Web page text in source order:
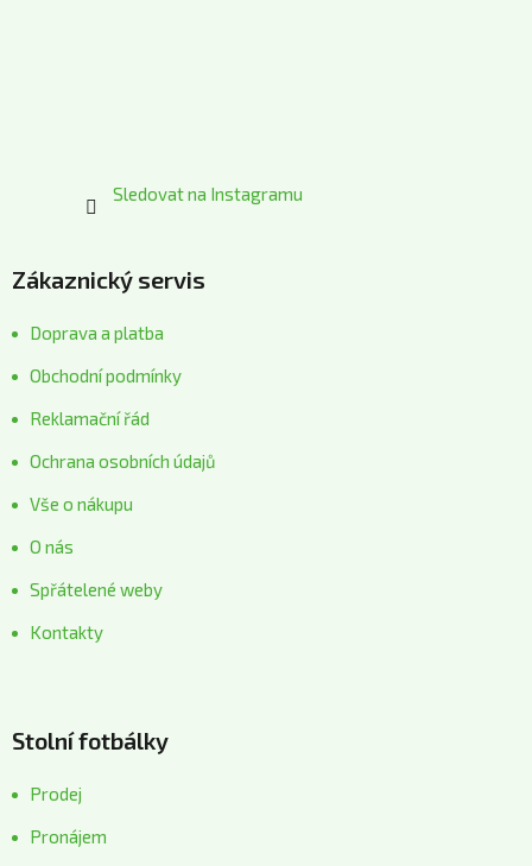
Sledovat na Instagramu
Zákaznický servis
Doprava a platba
Obchodní podmínky
Reklamační řád
Ochrana osobních údajů
Vše o nákupu
O nás
Spřátelené weby
Kontakty
Stolní fotbálky
Prodej
Pronájem